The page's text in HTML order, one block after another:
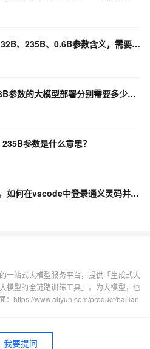
千问大模型Qwen3-8B、4B、32B、235B、0.6B参数含义，需要什么配置的服务器部署？
部署大模型Qwen3 32B,14B,8B参数的大模型部署分别需要多少显存？
参数是什么意思？
完全无法连接互联网的情况下，如何在vscode中登录通义灵码并远程链接到内网超算服务器上的大模型？
一站式大模型服务平台，提供「生成式大
模型的全链路训练工具」。为大模型，也
：https://www.aliyun.com/product/bailian
我要提问